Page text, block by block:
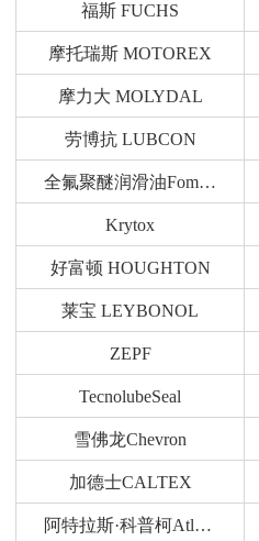
福斯 FUCHS
摩托瑞斯 MOTOREX
摩力大 MOLYDAL
劳博抗 LUBCON
全氟聚醚润滑油Fomblin
Krytox
好富顿 HOUGHTON
莱宝 LEYBONOL
ZEPF
TecnolubeSeal
雪佛龙Chevron
加德士CALTEX
阿特拉斯·科普柯Atlas Copco